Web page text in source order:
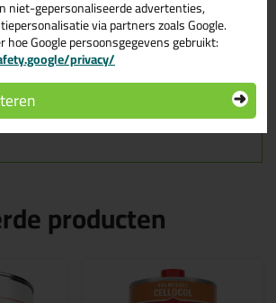
met zowel oplosmiddel als
verfsystemen
te oliën
werking
aan verpakkingen
houdbaar
producten
niet-gepersonaliseerde advertenties,
via partners zoals Google.
Google persoonsgegevens gebruikt:
privacy/